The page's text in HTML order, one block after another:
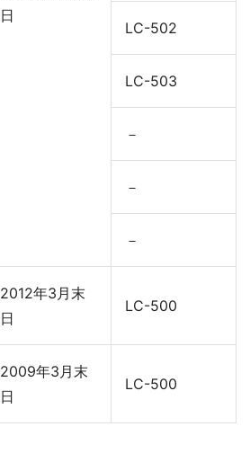
日
LC-502
LC-503
－
－
－
2012年3月末
日
LC-500
2009年3月末
日
LC-500